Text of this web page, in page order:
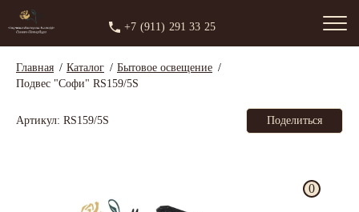
+7 (911) 291 33 25
0
Главная Каталог
Бытовое освещение
Подвес "Софи" RS159/5S
Артикул: RS159/5S Поделиться